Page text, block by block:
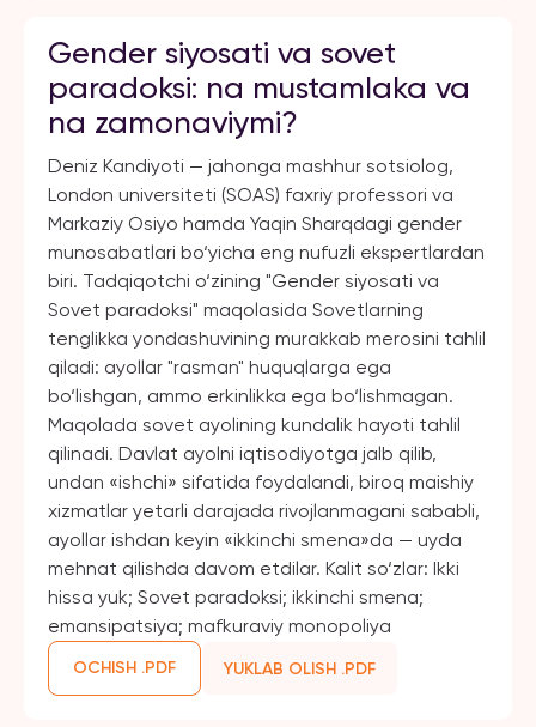
Gender siyosati va sovet
paradoksi: na mustamlaka va
na zamonaviymi?
Deniz Kandiyoti — jahonga mashhur sotsiolog,
London universiteti (SOAS) faxriy professori va
Markaziy Osiyo hamda Yaqin Sharqdagi gender
munosabatlari bo‘yicha eng nufuzli ekspertlardan
biri. Tadqiqotchi o‘zining "Gender siyosati va
Sovet paradoksi" maqolasida Sovetlarning
tenglikka yondashuvining murakkab merosini tahlil
qiladi: ayollar "rasman" huquqlarga ega
bo‘lishgan, ammo erkinlikka ega bo‘lishmagan.
Maqolada sovet ayolining kundalik hayoti tahlil
qilinadi. Davlat ayolni iqtisodiyotga jalb qilib,
undan «ishchi» sifatida foydalandi, biroq maishiy
xizmatlar yetarli darajada rivojlanmagani sababli,
ayollar ishdan keyin «ikkinchi smena»da — uyda
mehnat qilishda davom etdilar. Kalit so‘zlar: Ikki
hissa yuk; Sovet paradoksi; ikkinchi smena;
emansipatsiya; mafkuraviy monopoliya
OCHISH .PDF YUKLAB OLISH .PDF